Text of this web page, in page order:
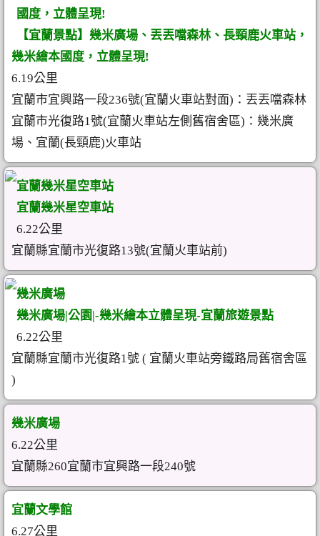
國度，立體呈現!
【宜蘭景點】幾米廣場、丟丟噹森林、長頸鹿火車站，
幾米繪本國度，立體呈現!
6.19公里
宜蘭市宜興路一段236號(宜蘭火車站對面)：丟丟噹森林
宜蘭市光復路1號(宜蘭火車站左側舊宿舍區)：幾米廣
場、宜蘭(長頸鹿)火車站
宜蘭幾米星空車站
宜蘭幾米星空車站
6.22公里
宜蘭縣宜蘭市光復路13號(宜蘭火車站前)
幾米廣場
幾米廣場|公園|-幾米繪本立體呈現-宜蘭旅遊景點
6.22公里
宜蘭縣宜蘭市光復路1號 ( 宜蘭火車站旁鐵路局舊宿舍區
)
幾米廣場
6.22公里
宜蘭縣260宜蘭市宜興路一段240號
宜蘭文學館
6.27公里